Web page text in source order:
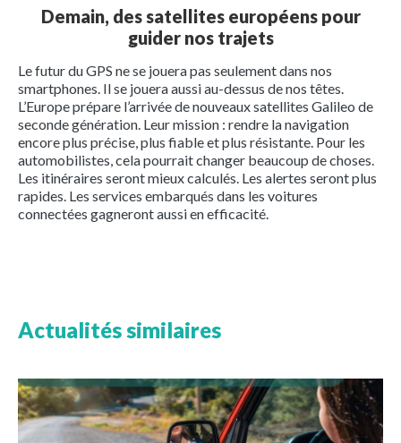
Demain, des satellites européens pour
guider nos trajets
Le futur du GPS ne se jouera pas seulement dans nos
smartphones. Il se jouera aussi au-dessus de nos têtes.
L’Europe prépare l’arrivée de nouveaux satellites Galileo de
seconde génération. Leur mission : rendre la navigation
encore plus précise, plus fiable et plus résistante. Pour les
automobilistes, cela pourrait changer beaucoup de choses.
Les itinéraires seront mieux calculés. Les alertes seront plus
rapides. Les services embarqués dans les voitures
connectées gagneront aussi en efficacité.
Actualités similaires